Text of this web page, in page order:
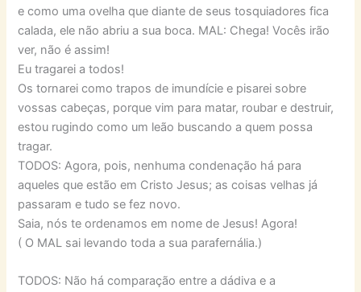
e como uma ovelha que diante de seus tosquiadores fica
calada, ele não abriu a sua boca. MAL: Chega! Vocês irão
ver, não é assim!
Eu tragarei a todos!
Os tornarei como trapos de imundície e pisarei sobre
vossas cabeças, porque vim para matar, roubar e destruir,
estou rugindo como um leão buscando a quem possa
tragar.
TODOS: Agora, pois, nenhuma condenação há para
aqueles que estão em Cristo Jesus; as coisas velhas já
passaram e tudo se fez novo.
Saia, nós te ordenamos em nome de Jesus! Agora!
( O MAL sai levando toda a sua parafernália.)
TODOS: Não há comparação entre a dádiva e a